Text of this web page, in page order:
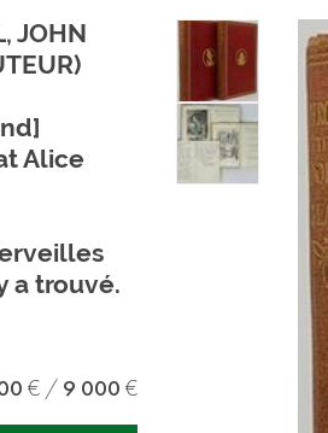
JOHN
Alice
a trouvé.
9 000